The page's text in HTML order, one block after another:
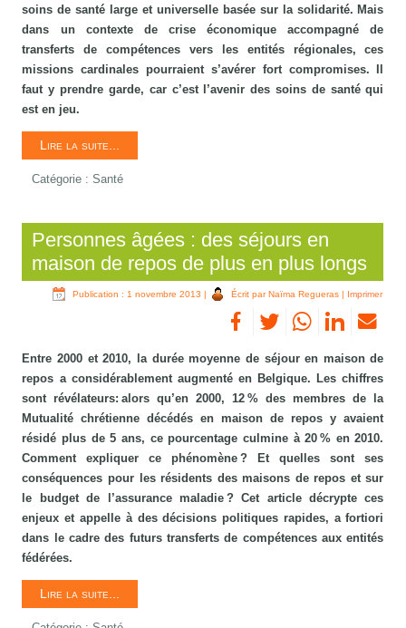
soins de santé large et universelle basée sur la solidarité. Mais
dans un contexte de crise économique accompagné de
transferts de compétences vers les entités régionales, ces
missions cardinales pourraient s’avérer fort compromises. Il
faut y prendre garde, car c’est l’avenir des soins de santé qui
est en jeu.
Lire la suite...
Catégorie :Santé
Personnes âgées : des séjours en
maison de repos de plus en plus longs
Publication : 1 novembre 2013 | Écrit par Naïma Regueras | Imprimer
Entre 2000 et 2010, la durée moyenne de séjour en maison de
repos a considérablement augmenté en Belgique. Les chiffres
sont révélateurs: alors qu’en 2000, 12 % des membres de la
Mutualité chrétienne décédés en maison de repos y avaient
résidé plus de 5 ans, ce pourcentage culmine à 20 % en 2010.
Comment expliquer ce phénomène ? Et quelles sont ses
conséquences pour les résidents des maisons de repos et sur
le budget de l’assurance maladie ? Cet article décrypte ces
enjeux et appelle à des décisions politiques rapides, a fortiori
dans le cadre des futurs transferts de compétences aux entités
fédérées.
Lire la suite...